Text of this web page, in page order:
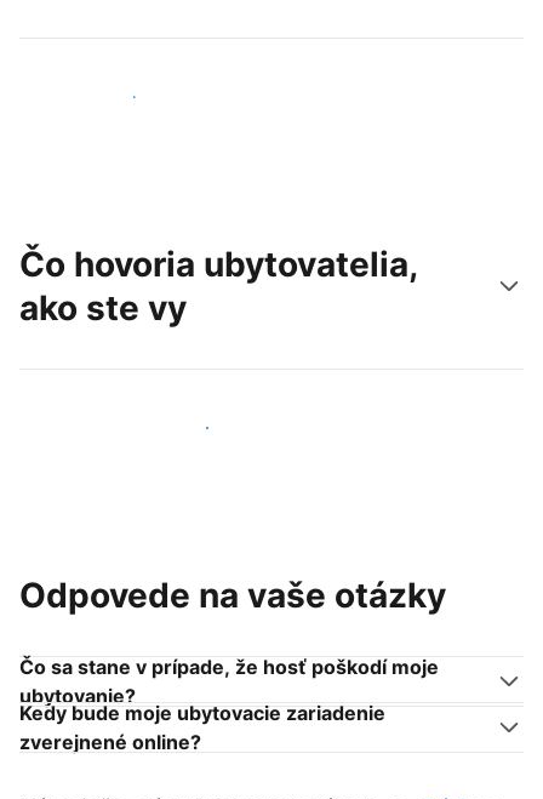
Osloviť nových hostí
Čo hovoria ubytovatelia,
ako ste vy
Pridať sa k podobným ubytovateľom
Odpovede na vaše otázky
Čo sa stane v prípade, že hosť poškodí moje
ubytovanie?
Kedy bude moje ubytovacie zariadenie
zverejnené online?